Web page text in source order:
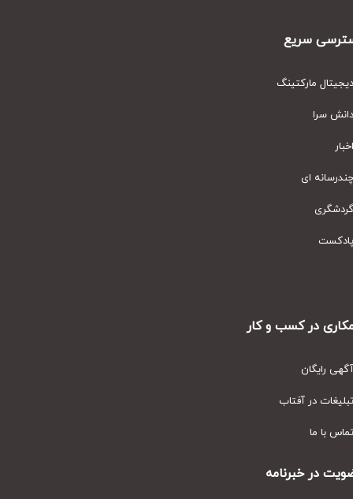
سریع
مارکتینگ
سرا
ای
در کسب و کار
رایگان
در آفتاب
با ما
در خبرنامه